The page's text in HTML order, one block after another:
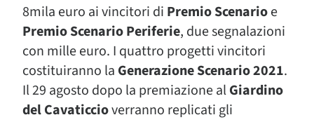
8mila euro ai vincitori di Premio Scenarioe
Premio Scenario Periferie, due segnalazioni
con mille euro. I quattro progetti vincitori
costituiranno la Generazione Scenario 2021.
Il 29 agosto dopo la premiazione alGiardino
del Cavaticcioverranno replicati gli